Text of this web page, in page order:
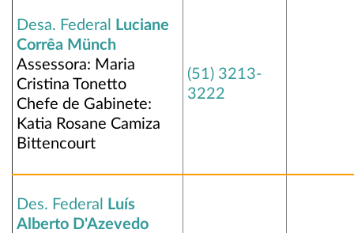
Desa. Federal
Luciane
Corrêa Münch
Assessora: Maria
Cristina Tonetto
Chefe de Gabinete:
Katia Rosane Camiza
Bittencourt
(51) 3213-
3222
Des. Federal
Luís
Alberto D'Azevedo